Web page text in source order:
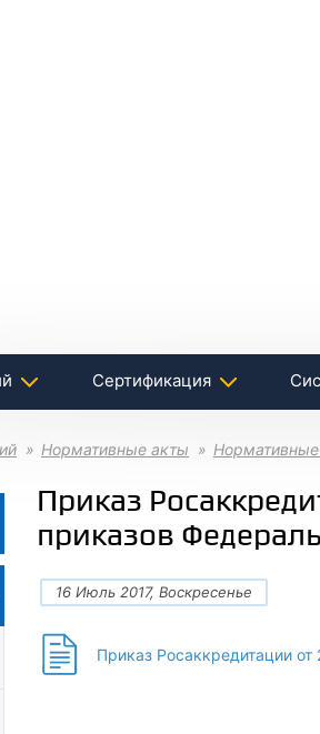
Сертификация
Нормативные акты
Приказ
приказов
16 Июль 2017, Воскресенье
Приказ Росаккредитации